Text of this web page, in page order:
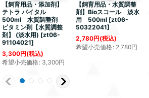
【飼育用品・添加剤】
テトラ バイタル
500ml 水質調整剤
ビタミン剤【水質調整
剤】 (淡水用) [zt06-
91104021]
3,300円(税込)
希望小売価格: 3,300円
【飼育用品・水質調整
剤】Bioスコール 淡水
用 500ml [zt06-
50322041]
2,780円(税込)
希望小売価格: 2,780円